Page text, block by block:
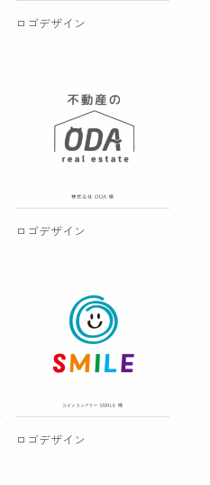
ロゴデザイン
ロゴデザイン
ロゴデザイン